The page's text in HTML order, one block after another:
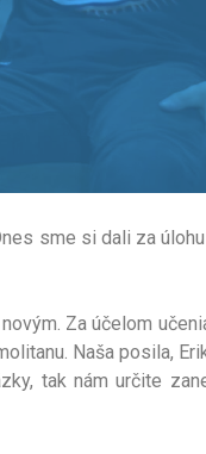
sme si dali za
Za účelom
Naša posila,
tak nám určite